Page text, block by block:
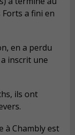
a fini en
en a perdu
inscrit une
ils ont
à Chambly est